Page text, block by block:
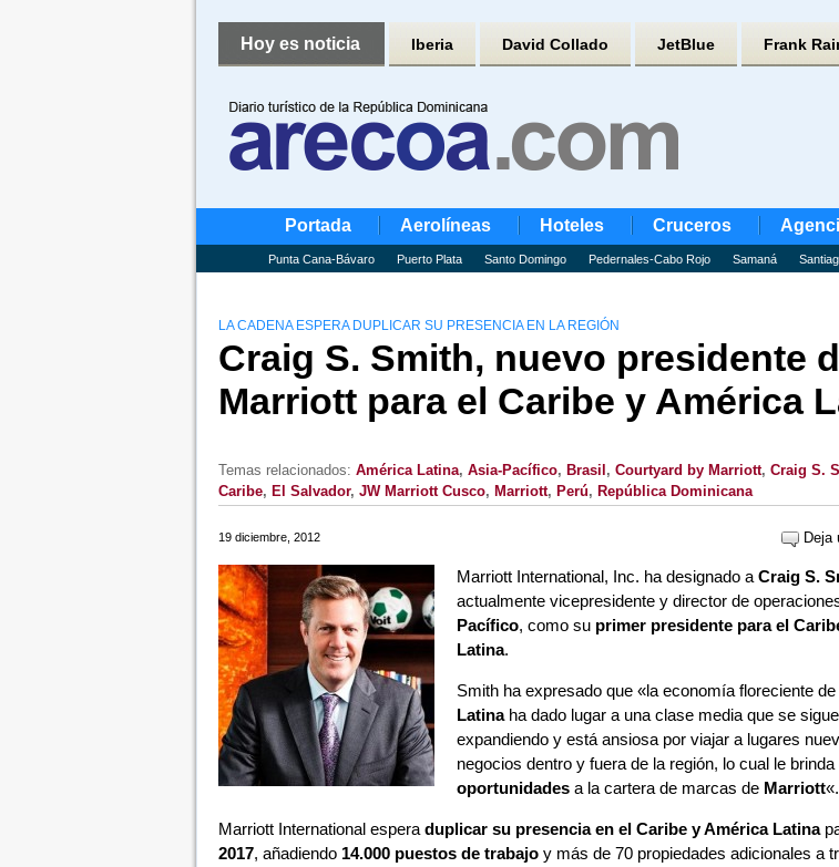
Hoy es noticia Iberia David Collado JetBlue Frank
Portada Aerolíneas Hoteles Cruceros
Punta Cana-Bávaro Puerto Plata Santo Domingo Pedernales-Cabo Rojo Samaná
LA CADENA ESPERA DUPLICAR SU PRESENCIA EN LA REGIÓN
Craig S. Smith, nuevo presidente
Marriott para el Caribe y América
Temas relacionados: América Latina, Asia-Pacífico, Brasil , Courtyard by Marriott, Craig S.
Caribe, El Salvador, JW Marriott Cusco, Marriott, Perú, República Dominicana
19 diciembre, 2012 Deja
Marriott International, Inc. ha designado a Craig S.
actualmente vicepresidente y director de
Pacífico, como su primer presidente para el
Latina.
Smith ha expresado que «la economía floreciente de
Latinaha dado lugar a una clase media que se sigue
expandiendo y está ansiosa por viajar a lugares
negocios dentro y fuera de la región, lo cual le brinda
oportunidadesa la cartera de marcas de Marriott«.
Marriott International espera duplicar su presencia en el Caribe y América Latina
2017, añadiendo 14.000 puestos de trabajoy más de 70 propiedades adicionales a